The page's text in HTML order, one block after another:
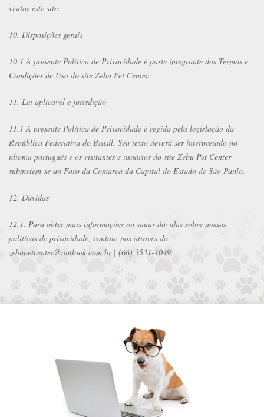
visitar este site.
10. Disposições gerais
10.1 A presente Política de Privacidade é parte integrante dos Termos e
Condições de Uso do site Zebu Pet Center.
11. Lei aplicável e jurisdição
11.1 A presente Política de Privacidade é regida pela legislação da
República Federativa do Brasil. Seu texto deverá ser interpretado no
idioma português e os visitantes e usuários do site Zebu Pet Center
submetem-se ao Foro da Comarca da Capital do Estado de São Paulo.
12. Dúvidas
12.1. Para obter mais informações ou sanar dúvidas sobre nossas
políticas de privacidade, contate-nos através do
zebupetcenter@outlook.com.br | (66) 3531-1049.